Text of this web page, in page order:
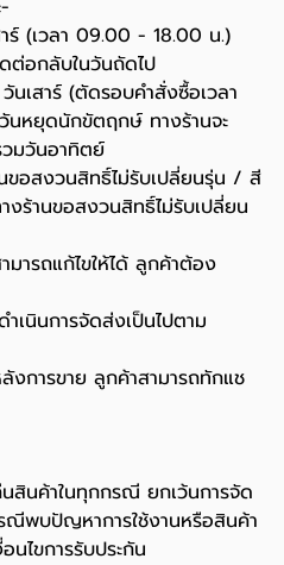
ร์ (เวลา 09.00 - 18.00 น.)
ต่อกลับในวันถัดไป
เสาร์ (ตัดรอบคำสั่งซื้อเวลา
นหยุดนักขัตฤกษ์ ทางร้านจะ
วมวันอาทิตย์
อสงวนสิทธิ์ไม่รับเปลี่ยนรุ่น / สี
านขอสงวนสิทธิ์ไม่รับเปลี่ยน
ารถแก้ไขให้ได้ ลูกค้าต้อง
เนินการจัดส่งเป็นไปตาม
การขาย ลูกค้าสามารถทักแช
นสินค้าในทุกกรณี ยกเว้นการจัด
พบปัญหาการใช้งานหรือสินค้า
นไขการรับประกัน